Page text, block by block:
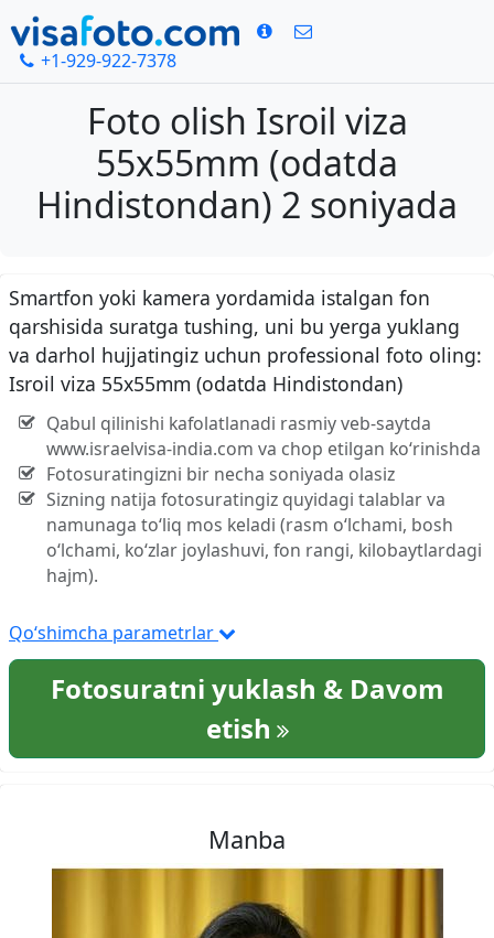
+1-929-922-7378
Foto olish Isroil viza
55x55mm (odatda
Hindistondan) 2 soniyada
Smartfon yoki kamera yordamida istalgan fon
qarshisida suratga tushing, uni bu yerga yuklang
va darhol hujjatingiz uchun professional foto oling:
Isroil viza 55x55mm (odatda Hindistondan)
Qabul qilinishi kafolatlanadi rasmiy veb-saytda
www.israelvisa-india.com va chop etilgan ko‘rinishda
Fotosuratingizni bir necha soniyada olasiz
Sizning natija fotosuratingiz quyidagi talablar va
namunaga to‘liq mos keladi (rasm o‘lchami, bosh
o‘lchami, ko‘zlar joylashuvi, fon rangi, kilobaytlardagi
hajm).
Qo‘shimcha parametrlar
Fotosuratni yuklash & Davom
etish
Manba